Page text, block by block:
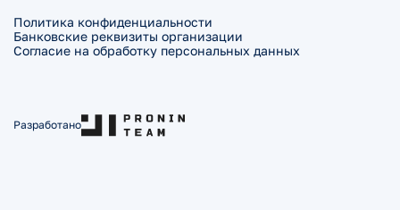
Политика конфиденциальности
Банковские реквизиты организации
Согласие на обработку персональных данных
Разработано